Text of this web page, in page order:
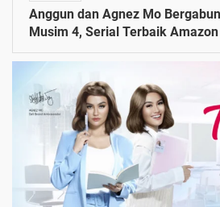
Anggun dan Agnez Mo
Musim 4, Serial Terbaik